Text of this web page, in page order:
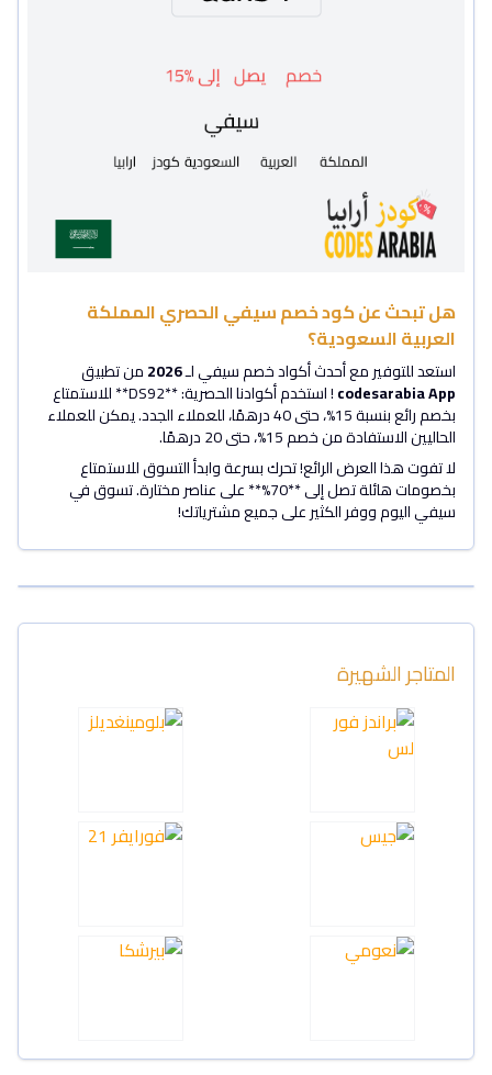
هل تبحث عن كود خصم سيفي الحصري المملكة
العربية السعودية؟
استعد للتوفير مع أحدث أكواد خصم سيفي لـ2026من تطبيق
codesarabia App ! استخدم أكوادنا الحصرية: **DS92** للاستمتاع
بخصم رائع بنسبة 15%، حتى 40 درهمًا، للعملاء الجدد. يمكن للعملاء
الحاليين الاستفادة من خصم 15%، حتى 20 درهمًا.
لا تفوت هذا العرض الرائع! تحرك بسرعة وابدأ التسوق للاستمتاع
بخصومات هائلة تصل إلى **70%** على عناصر مختارة. تسوق في
سيفي اليوم ووفر الكثير على جميع مشترياتك!
المتاجر الشهيرة